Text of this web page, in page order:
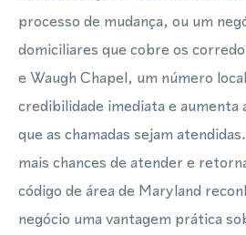
processo de mudança, ou um
domiciliares que cobre os
e Waugh Chapel, um número
credibilidade imediata e aumenta
que as chamadas sejam
mais chances de atender e
código de área de Maryland
negócio uma vantagem prática